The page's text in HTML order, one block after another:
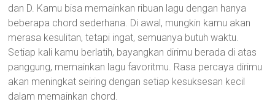
dan D. Kamu bisa memainkan ribuan lagu dengan hanya
beberapa chord sederhana. Di awal, mungkin kamu akan
merasa kesulitan, tetapi ingat, semuanya butuh waktu.
Setiap kali kamu berlatih, bayangkan dirimu berada di atas
panggung, memainkan lagu favoritmu. Rasa percaya dirimu
akan meningkat seiring dengan setiap kesuksesan kecil
dalam memainkan chord.